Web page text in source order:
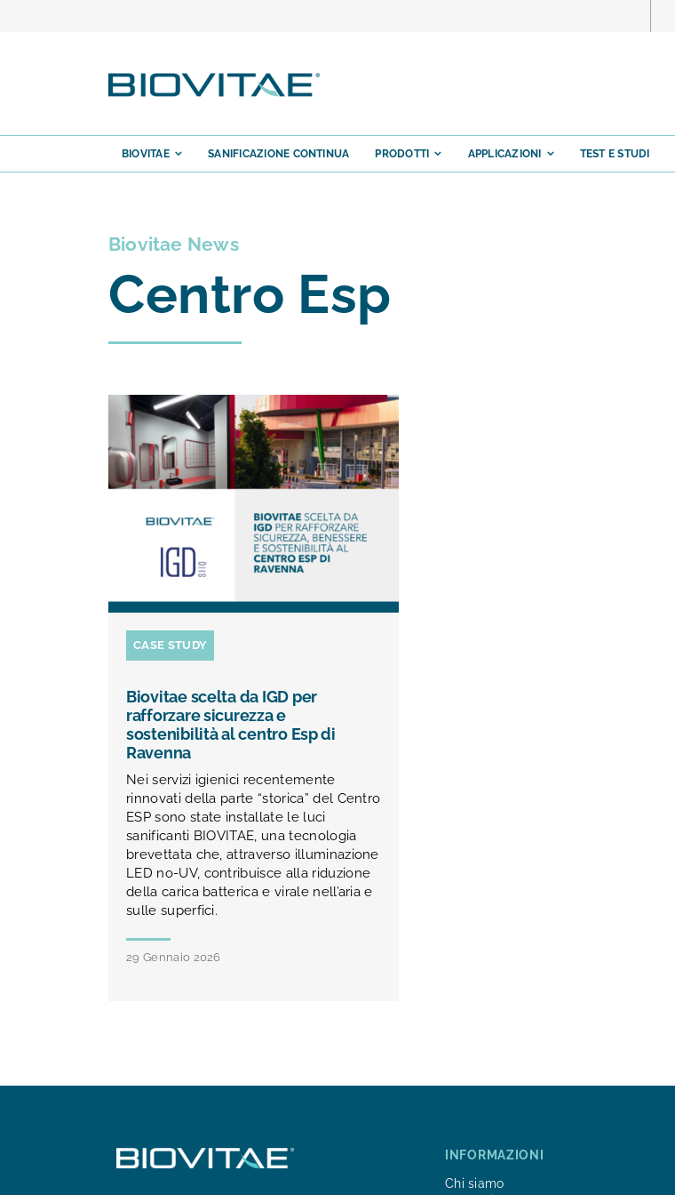
BIOVITAE SANIFICAZIONE CONTINUA PRODOTTI APPLICAZIONI TEST E STUDI
Biovitae News
Centro Esp
CASE STUDY
Biovitae scelta da IGD per
rafforzare sicurezza e
sostenibilità al centro Esp di
Ravenna
Nei servizi igienici recentemente
rinnovati della parte “storica” del Centro
ESP sono state installate le luci
sanificanti BIOVITAE, una tecnologia
brevettata che, attraverso illuminazione
LED no-UV, contribuisce alla riduzione
della carica batterica e virale nell’aria e
sulle superfici.
29 Gennaio 2026
INFORMAZIONI
Chi siamo